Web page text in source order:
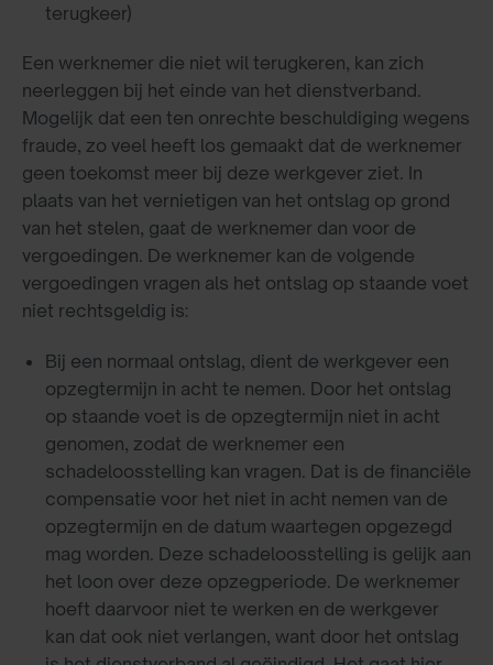
terugkeer)
Een werknemer die niet wil terugkeren, kan zich
neerleggen bij het einde van het dienstverband.
Mogelijk dat een ten onrechte beschuldiging wegens
fraude, zo veel heeft los gemaakt dat de werknemer
geen toekomst meer bij deze werkgever ziet. In
plaats van het vernietigen van het ontslag op grond
van het stelen, gaat de werknemer dan voor de
vergoedingen. De werknemer kan de volgende
vergoedingen vragen als het ontslag op staande voet
niet rechtsgeldig is:
Bij een normaal ontslag, dient de werkgever een
opzegtermijn in acht te nemen. Door het ontslag
op staande voet is de opzegtermijn niet in acht
genomen, zodat de werknemer een
schadeloosstelling kan vragen. Dat is de financiële
compensatie voor het niet in acht nemen van de
opzegtermijn en de datum waartegen opgezegd
mag worden. Deze schadeloosstelling is gelijk aan
het loon over deze opzegperiode. De werknemer
hoeft daarvoor niet te werken en de werkgever
kan dat ook niet verlangen, want door het ontslag